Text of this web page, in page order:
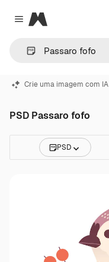
Close menu
Magnific
Crie uma imagem com IA
PSD Passaro fofo
PSD